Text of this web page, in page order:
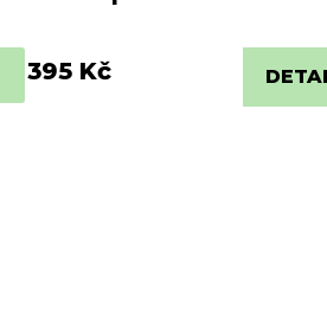
395 Kč